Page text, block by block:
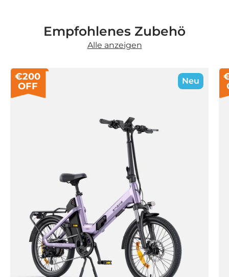
Empfohlenes Zubehö
Alle anzeigen
Neu
€200
OFF